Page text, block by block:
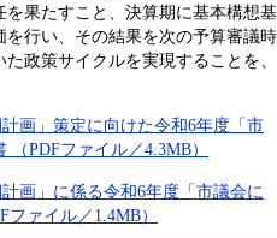
果たすこと、決算期に基本構想基
行い、その結果を次の予算審議時
政策サイクルを実現することを、
画」策定に向けた令和6年度「市
PDFファイル／4.3MB）
画」に係る令和6年度「市議会に
ァイル／1.4MB）